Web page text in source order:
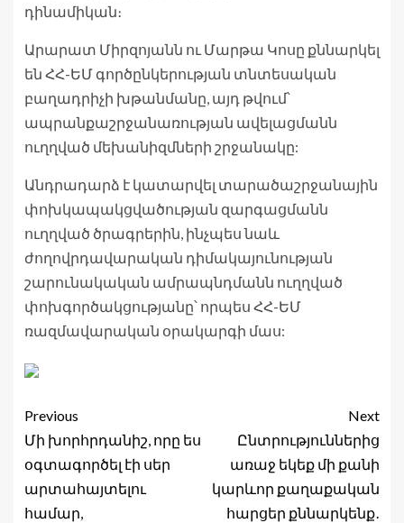
դինամիկան։
Արարատ Միրզոյանն ու Մարթա Կոսը քննարկել
են ՀՀ-ԵՄ գործընկերության տնտեսական
բաղադրիչի խթանմանը, այդ թվում՝
ապրանքաշրջանառության ավելացմանն
ուղղված մեխանիզմների շրջանակը:
Անդրադարձ է կատարվել տարածաշրջանային
փոխկապակցվածության զարգացմանն
ուղղված ծրագրերին, ինչպես նաև
ժողովրդավարական դիմակայունության
շարունակական ամրապնդմանն ուղղված
փոխգործակցությանը՝ որպես ՀՀ-ԵՄ
ռազմավարական օրակարգի մաս:
Previous
Մի խորհրդանիշ, որը ես
օգտագործել էի սեր
արտահայտելու
համար,
Next
Ընտրություններից
առաջ եկեք մի քանի
կարևոր քաղաքական
հարցեր քննարկենք․